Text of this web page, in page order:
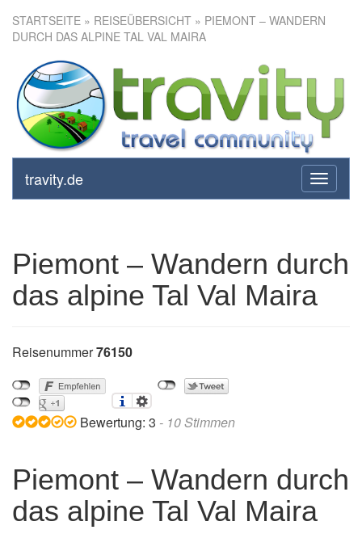
STARTSEITE » REISEÜBERSICHT » PIEMONT – WANDERN
DURCH DAS ALPINE TAL VAL MAIRA
toggle
travity.de
Piemont – Wandern durch das
alpine Tal Val Maira
Piemont – Wandern durch
das alpine Tal Val Maira
Reisenummer76150
Bewertung: 3 - 10Stimmen
Piemont – Wandern durch
das alpine Tal Val Maira